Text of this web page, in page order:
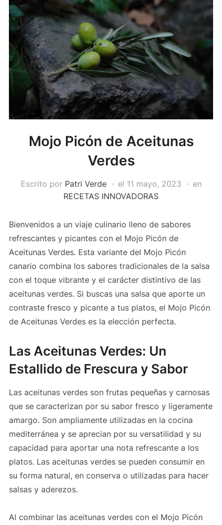
Mojo Picón de Aceitunas
Verdes
Escrito por Patri Verde el 11 mayo, 2023
en
RECETAS INNOVADORAS
Bienvenidos a un viaje culinario lleno de sabores
refrescantes y picantes con el Mojo Picón de
Aceitunas Verdes. Esta variante del Mojo Picón
canario combina los sabores tradicionales de la salsa
con el toque vibrante y el carácter distintivo de las
aceitunas verdes. Si buscas una salsa que aporte un
contraste fresco y picante a tus platos, el Mojo Picón
de Aceitunas Verdes es la elección perfecta.
Las Aceitunas Verdes: Un
Estallido de Frescura y Sabor
Las aceitunas verdes son frutas pequeñas y carnosas
que se caracterizan por su sabor fresco y ligeramente
amargo. Son ampliamente utilizadas en la cocina
mediterránea y se aprecian por su versatilidad y su
capacidad para aportar una nota refrescante a los
platos. Las aceitunas verdes se pueden consumir en
su forma natural, en conserva o utilizadas para hacer
salsas y aderezos.
Al combinar las aceitunas verdes con el Mojo Picón